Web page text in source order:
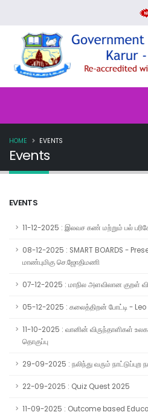
Events
HOME EVENTS
EVENTS
11-12-2025 : இலவச கண் மற்றும் பல்
08-12-2025 : SMART BOARDS -
மாண்புமிகு செ.ஜோதிமணி
07-12-2025 : மாநில அளவிலான குறள்
05-12-2025 : கலைத்திறன் போட்டி -
11-10-2025 : வானின் விருந்தாளிகள்
தொகுப்பு
29-09-2025 : நலிந்து வரும்
22-09-2025 : Quiz Quest 2025
11-09-2025 : Outcome based